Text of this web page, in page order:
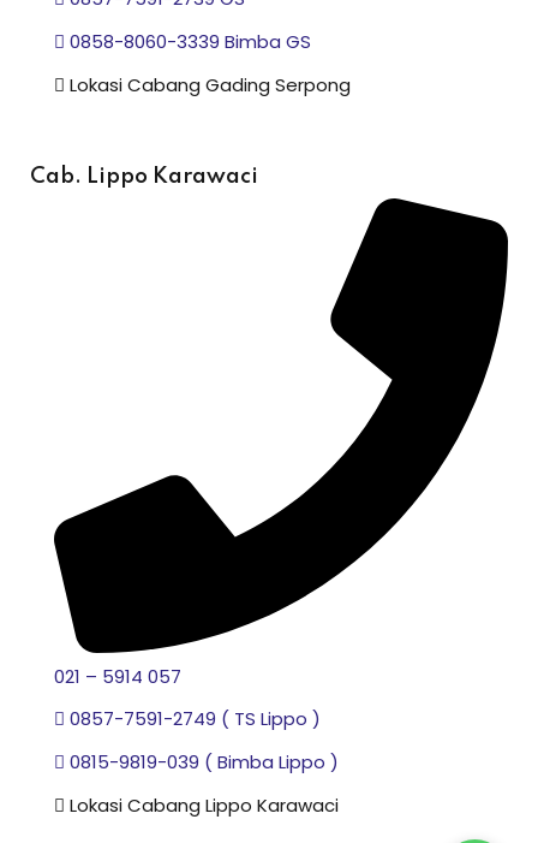
0858-8060-3339 Bimba GS
Lokasi Cabang Gading Serpong
Cab. Lippo Karawaci
021 – 5914 057
0857-7591-2749 ( TS Lippo )
0815-9819-039 ( Bimba Lippo )
Lokasi Cabang Lippo Karawaci